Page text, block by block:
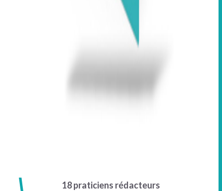
18 praticiens rédacteurs